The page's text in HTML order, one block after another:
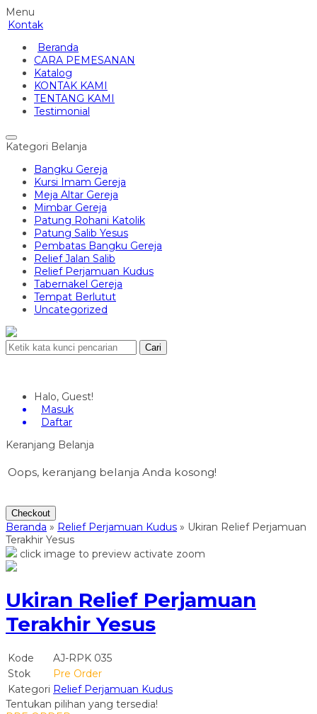
Menu
Kontak
Beranda
CARA PEMESANAN
Katalog
KONTAK KAMI
TENTANG KAMI
Testimonial
Kategori Belanja
Bangku Gereja
Kursi Imam Gereja
Meja Altar Gereja
Mimbar Gereja
Patung Rohani Katolik
Patung Salib Yesus
Pembatas Bangku Gereja
Relief Jalan Salib
Relief Perjamuan Kudus
Tabernakel Gereja
Tempat Berlutut
Uncategorized
Cari
Halo, Guest!
Masuk
Daftar
Keranjang Belanja
Oops, keranjang belanja Anda kosong!
Checkout
Beranda » Relief Perjamuan Kudus » Ukiran Relief Perjamuan
Terakhir Yesus
click image to preview activate zoom
Ukiran Relief Perjamuan
Terakhir Yesus
Kode
AJ-RPK 035
Stok
Pre Order
Kategori Relief Perjamuan Kudus
Tentukan pilihan yang tersedia!